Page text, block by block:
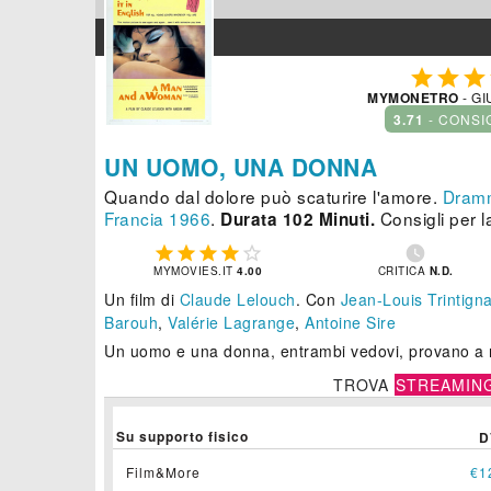

MYMONETRO -
3.71 -
UN UOMO, UNA DONNA
Quando dal dolore può scaturire l'amore.
Francia 1966. Durata 102 Minuti. Consigli per
    
MYMOVIES.IT4.00

CRITICA N.D.
Un film di Claude Lelouch. Con Jean-Louis
Barouh, Valérie Lagrange, Antoine Sire
Un uomo e una donna, entrambi vedovi, provano
TROVA
Su supporto fisico
Film&More